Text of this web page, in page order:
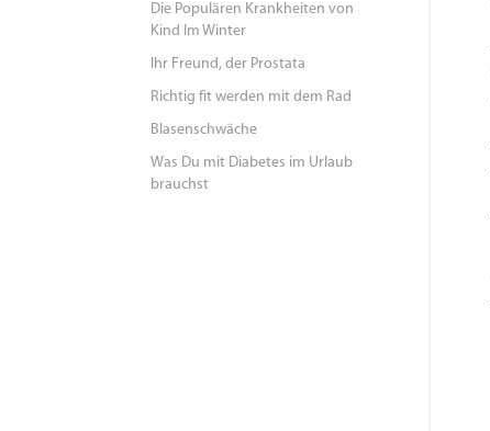
Die Populären Krankheiten von
Kind Im Winter
Ihr Freund, der Prostata
Richtig fit werden mit dem Rad
Blasenschwäche
Was Du mit Diabetes im Urlaub
brauchst